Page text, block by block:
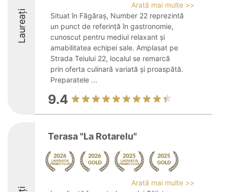
Laureați
Arată mai multe >>
Situat în Făgăraș, Number 22 reprezintă
un punct de referință în gastronomie,
cunoscut pentru mediul relaxant și
amabilitatea echipei sale. Amplasat pe
Strada Teiului 22, localul se remarcă
prin oferta culinară variată și proaspătă.
Preparatele ...
9.4
Terasa "La Rotarelu"
Arată mai multe >>